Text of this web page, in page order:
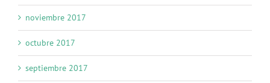
noviembre 2017
octubre 2017
septiembre 2017